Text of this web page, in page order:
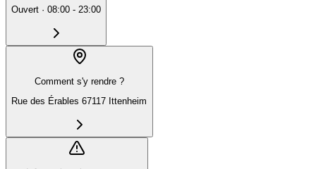
Ouvert · 08:00 - 23:00
Comment s'y rendre ?
Rue des Érables 67117 Ittenheim